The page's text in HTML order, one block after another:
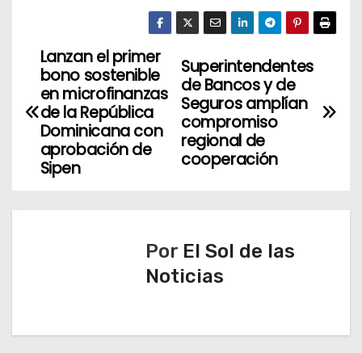
N
a
ó
Superintendentes
de Bancos y de
Seguros amplían
compromiso
regional de
cooperación
Lanzan el primer
bono sostenible
en microfinanzas
de la República
Dominicana con
aprobación de
Sipen
Por El Sol de las
Noticias